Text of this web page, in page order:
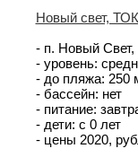
Новый свет, ТОК
- п. Новый
- уровень:
- до пляжа: 250
- бассейн: нет
- питание:
- дети: с 0 лет
- цены 2020,